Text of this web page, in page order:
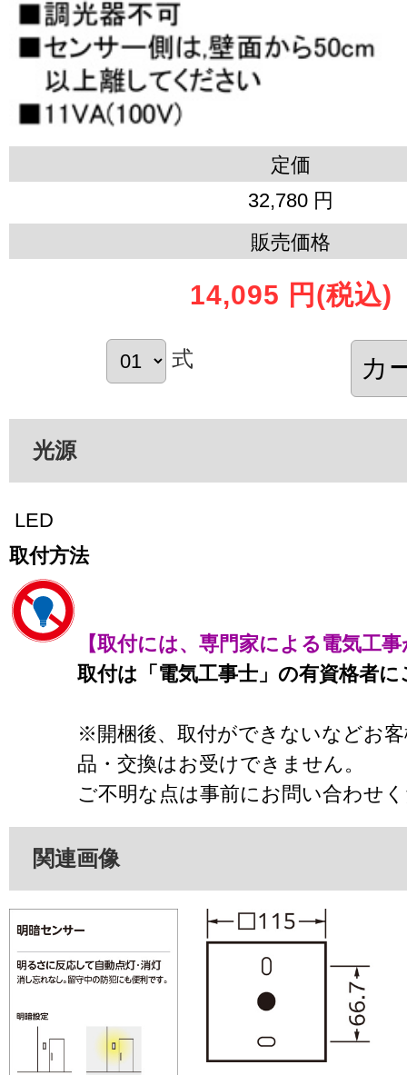
定価
32,780 円
販売価格
14,095 円 (税込)
式
光源
LED
取付方法
【取付には、専門家による電気工
取付は「電気工事士」の有資格者
※開梱後、取付ができないなどお
品・交換はお受けできません。
ご不明な点は事前にお問い合わせ
関連画像